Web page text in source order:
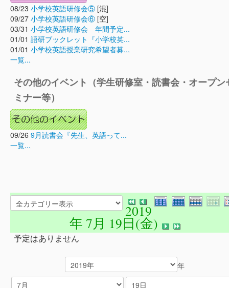
08/23 小学校英語研修会⑤ [混]
09/27 小学校英語研修会⑥ [空]
03/31 小学校英語研修会 年間予定...
01/01 語研ブックレット『小学校英...
01/01 小学校英語授業研究希望者募...
一覧...
その他のイベント（学生研修室・読書会・オープン
ミナー等）
09/26 9月読書会『先生、英語って...
一覧...
2019
年 7月 19日(金)
予定はありません
年